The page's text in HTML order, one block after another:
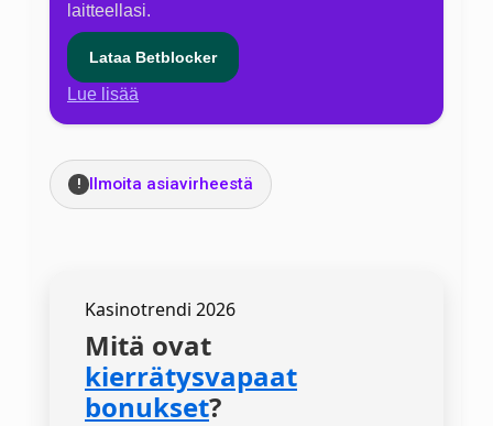
laitteellasi.
Lataa Betblocker
Lue lisää
! Ilmoita asiavirheestä
Kasinotrendi 2026
Mitä ovat
kierrätysvapaat
bonukset?